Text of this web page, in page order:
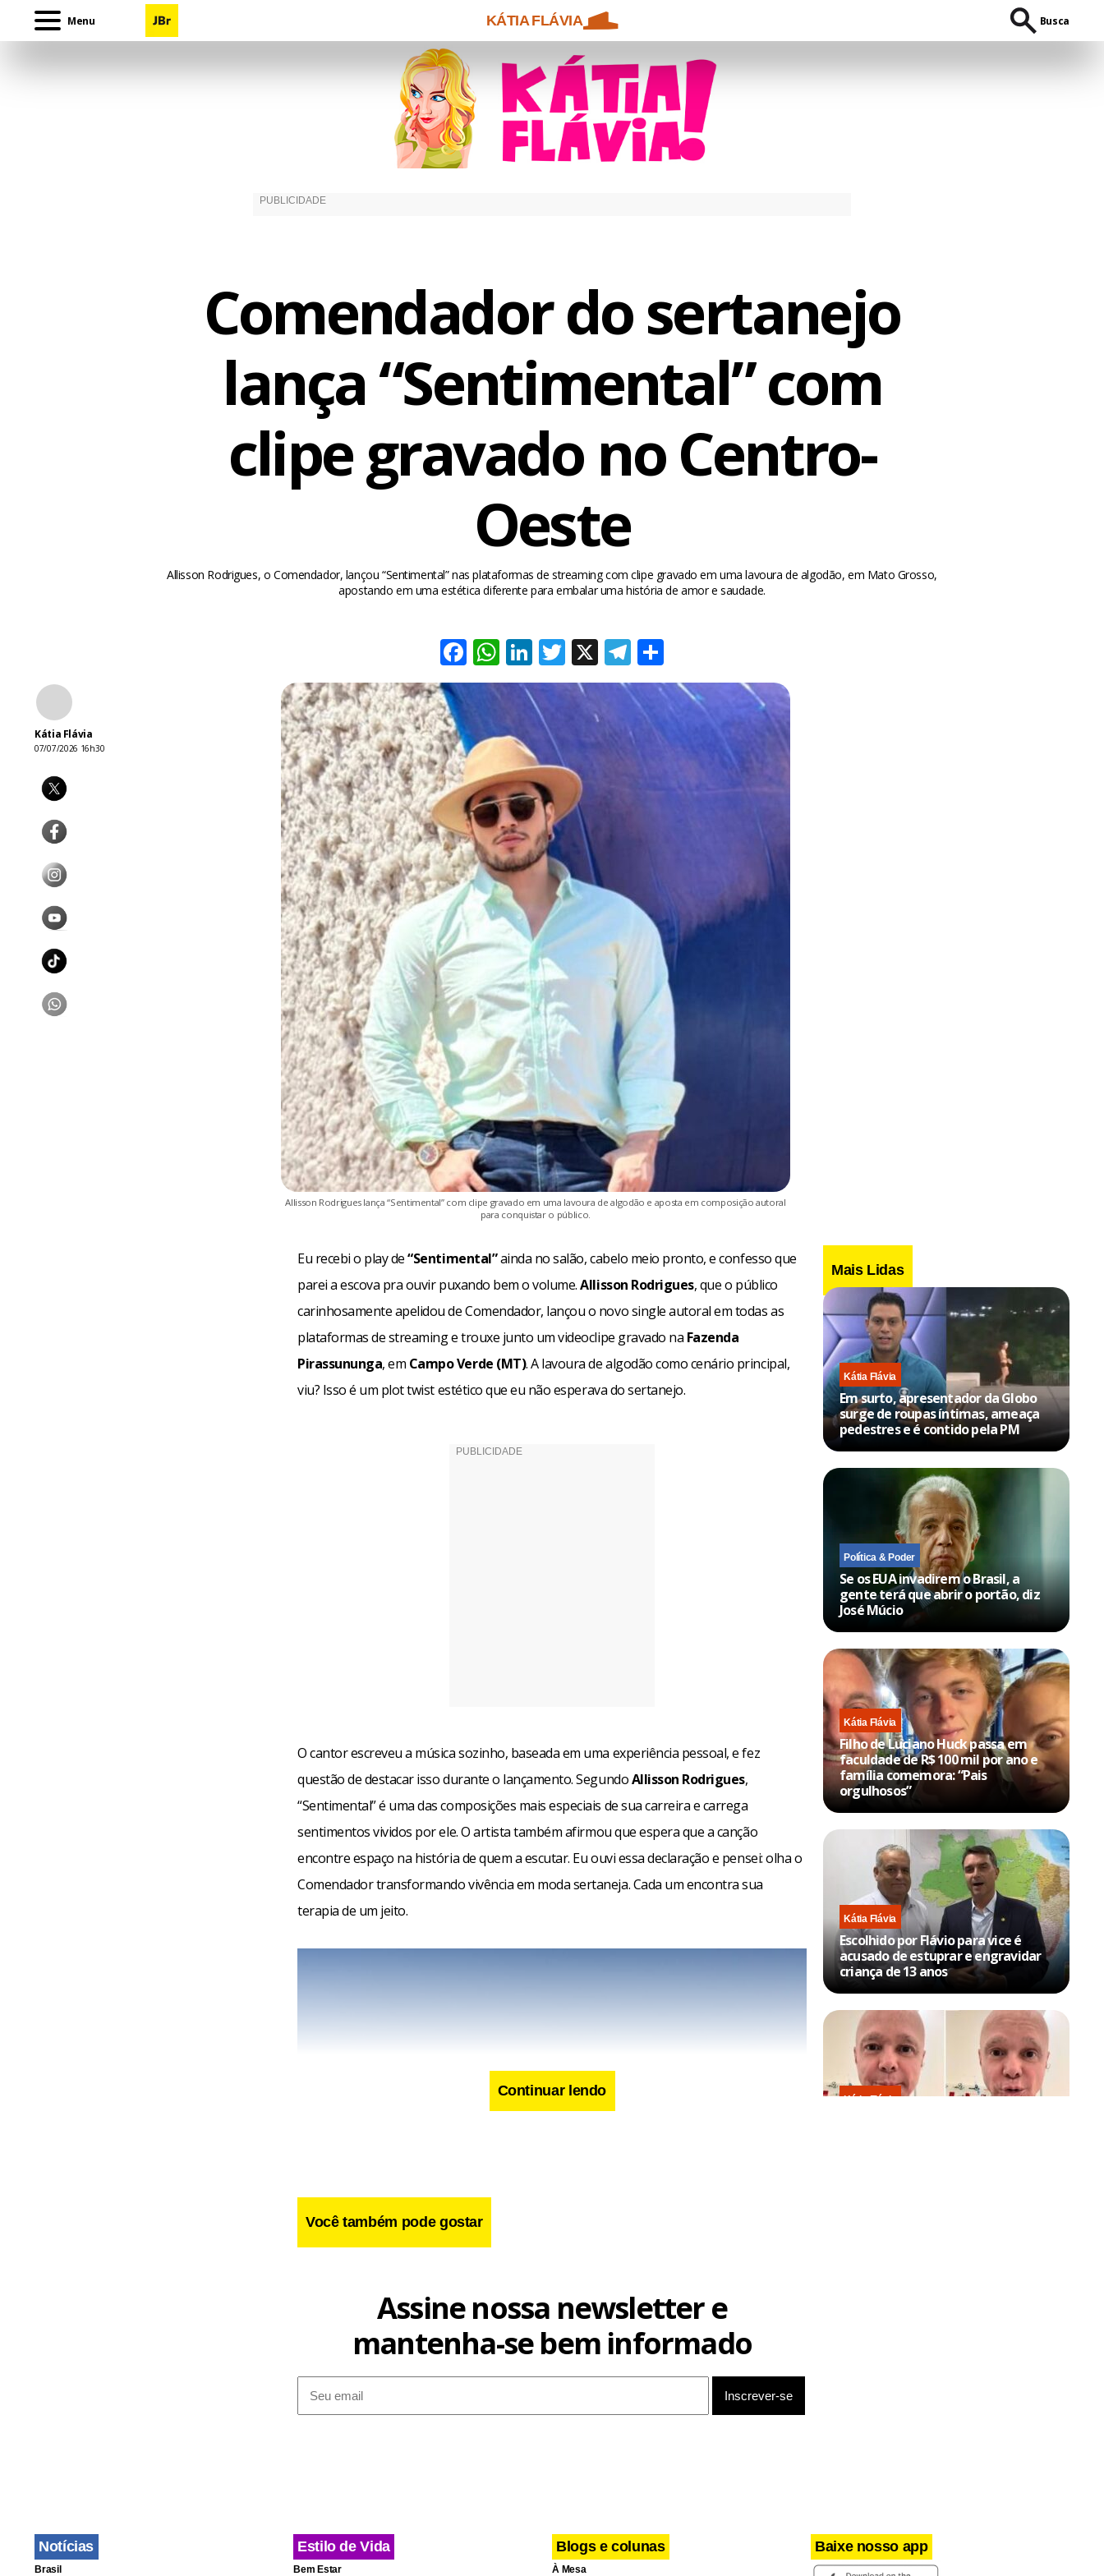
Menu KÁTIA FLÁVIA Busca
Comendador do sertanejo
lança “Sentimental” com
clipe gravado no Centro-
Oeste
Allisson Rodrigues, o Comendador, lançou “Sentimental” nas plataformas de streaming com clipe gravado em uma lavoura de algodão, em Mato Grosso,
apostando em uma estética diferente para embalar uma história de amor e saudade.
Facebook
WhatsApp
LinkedIn
Twitter
X Telegram
Kátia Flávia
07/07/2026 16h30
Allisson Rodrigues lança “Sentimental” com clipe gravado em uma lavoura de algodão e aposta em composição autoral
para conquistar o público.
Eu recebi o play de“Sentimental”ainda no salão, cabelo meio pronto, e confesso que
parei a escova pra ouvir puxando bem o volume.Allisson Rodrigues, que o público
carinhosamente apelidou de Comendador, lançou o novo single autoral em todas as
plataformas de streaming e trouxe junto um videoclipe gravado na Fazenda
Pirassununga, em Campo Verde (MT). A lavoura de algodão como cenário principal,
viu? Isso é um plot twist estético que eu não esperava do sertanejo.
O cantor escreveu a música sozinho, baseada em uma experiência pessoal, e fez
questão de destacar isso durante o lançamento. SegundoAllisson Rodrigues,
“Sentimental” é uma das composições mais especiais de sua carreira e carrega
sentimentos vividos por ele. O artista também afirmou que espera que a canção
encontre espaço na história de quem a escutar. Eu ouvi essa declaração e pensei: olha o
Comendador transformando vivência em moda sertaneja. Cada um encontra sua
terapia de um jeito.
Continuar lendo
Você também pode gostar
Mais Lidas
Kátia Flávia
Em surto, apresentador da Globo
surge de roupas íntimas, ameaça
pedestres e é contido pela PM
Política & Poder
Se os EUA invadirem o Brasil, a
gente terá que abrir o portão, diz
José Múcio
Kátia Flávia
Filho de Luciano Huck passa em
faculdade de R$ 100 mil por ano e
família comemora: “Pais
orgulhosos”
Kátia Flávia
Escolhido por Flávio para vice é
acusado de estuprar e engravidar
criança de 13 anos
Kátia Flávia
Assine nossa newsletter e
mantenha-se bem informado
Notícias
Brasil
Estilo de Vida
Bem Estar
Blogs e colunas
À Mesa
Baixe nosso app